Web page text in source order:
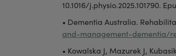
10.1016/j.physio.2025.101790.
• Dementia Australia.
and-management-dementia/
• Kowalska J, Mazurek J,